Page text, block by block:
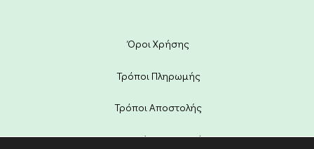
Όροι Χρήσης
Τρόποι Πληρωμής
Τρόποι Αποστολής
Πολιτική Επιστροφών